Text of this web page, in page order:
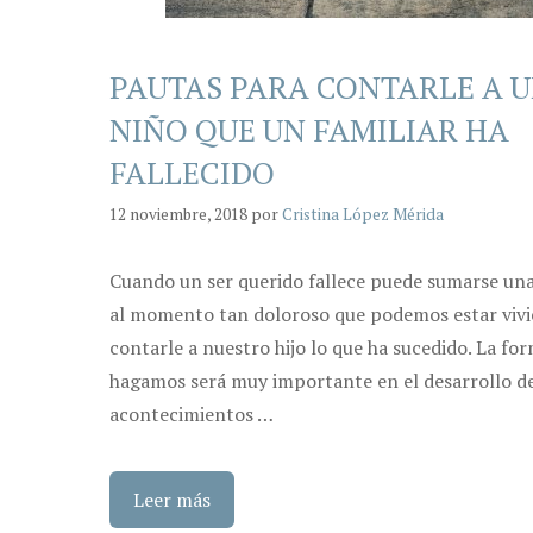
PAUTAS PARA CONTARLE A
NIÑO QUE UN FAMILIAR HA
FALLECIDO
12 noviembre, 2018 porCristina López Mérida
Cuando un ser querido fallece puede sumarse
al momento tan doloroso que podemos estar
contarle a nuestro hijo lo que ha sucedido. La
hagamos será muy importante en el desarrollo
acontecimientos …
Leer más